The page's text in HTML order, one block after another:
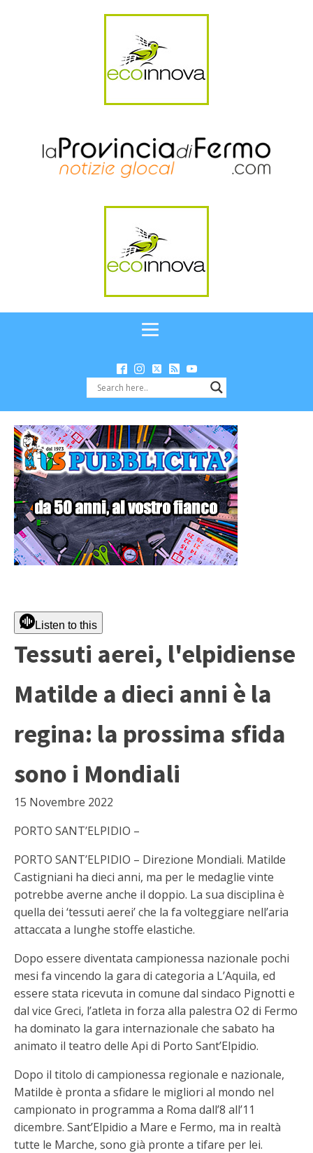
Listen to this
Tessuti aerei, l'elpidiense
Matilde a dieci anni è la
regina: la prossima sfida
sono i Mondiali
15 Novembre 2022
PORTO SANT’ELPIDIO –
PORTO SANT’ELPIDIO – Direzione Mondiali. Matilde
Castigniani ha dieci anni, ma per le medaglie vinte
potrebbe averne anche il doppio. La sua disciplina è
quella dei ‘tessuti aerei’ che la fa volteggiare nell’aria
attaccata a lunghe stoffe elastiche.
Dopo essere diventata campionessa nazionale pochi
mesi fa vincendo la gara di categoria a L’Aquila, ed
essere stata ricevuta in comune dal sindaco Pignotti e
dal vice Greci, l’atleta in forza alla palestra O2 di Fermo
ha dominato la gara internazionale che sabato ha
animato il teatro delle Api di Porto Sant’Elpidio.
Dopo il titolo di campionessa regionale e nazionale,
Matilde è pronta a sfidare le migliori al mondo nel
campionato in programma a Roma dall’8 all’11
dicembre. Sant’Elpidio a Mare e Fermo, ma in realtà
tutte le Marche, sono già pronte a tifare per lei.